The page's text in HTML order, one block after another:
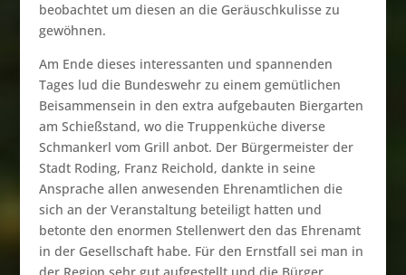
beobachtet um diesen an die Geräuschkulisse zu
gewöhnen.
Am Ende dieses interessanten und spannenden
Tages lud die Bundeswehr zu einem gemütlichen
Beisammensein in den extra aufgebauten Biergarten
am Schießstand, wo die Truppenküche diverse
Schmankerl vom Grill anbot. Der Bürgermeister der
Stadt Roding, Franz Reichold, dankte in seine
Ansprache allen anwesenden Ehrenamtlichen die
sich an der Veranstaltung beteiligt hatten und
betonte den enormen Stellenwert den das Ehrenamt
in der Gesellschaft habe. Für den Ernstfall sei man in